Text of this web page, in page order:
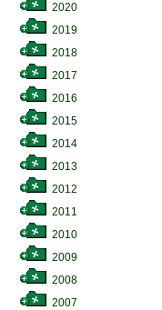
2020
2019
2018
2017
2016
2015
2014
2013
2012
2011
2010
2009
2008
2007